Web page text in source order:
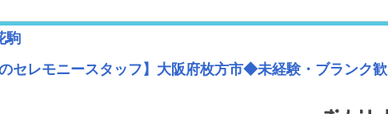
駒
セレモニースタッフ】大阪府枚方市◆未経験・ブランク歓